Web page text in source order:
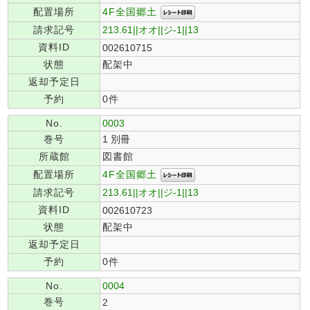
配置場所
4F全国郷土
請求記号
213.61||オオ||ジ-1||13
資料ID
002610715
状態
配架中
返却予定日
予約
0件
No.
0003
巻号
1 別冊
所蔵館
図書館
配置場所
4F全国郷土
請求記号
213.61||オオ||ジ-1||13
資料ID
002610723
状態
配架中
返却予定日
予約
0件
No.
0004
巻号
2